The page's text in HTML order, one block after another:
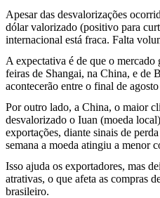
Apesar das desvalorizações
dólar valorizado (positivo para
internacional está fraca. Falta
A expectativa é de que o mercado
feiras de Shangai, na China, e de
acontecerão entre o final de
Por outro lado, a China, o maior
desvalorizado o Iuan (moeda
exportações, diante sinais de
semana a moeda atingiu a menor
Isso ajuda os exportadores, mas
atrativas, o que afeta as compras
brasileiro.